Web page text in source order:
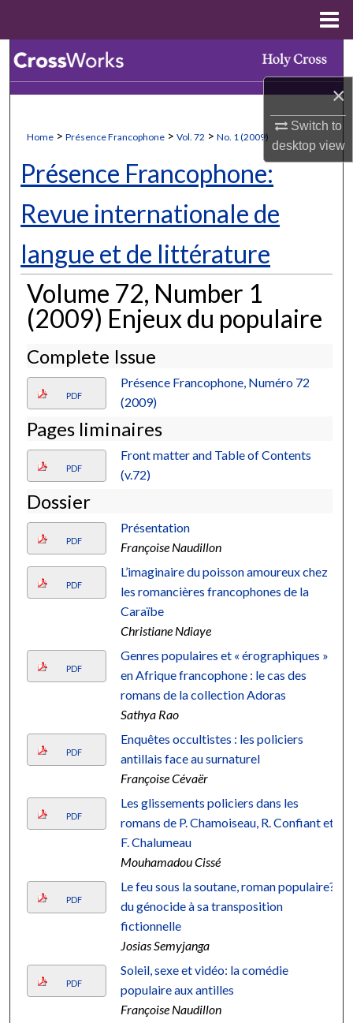
×
Switch to
desktopview
Browse Collections
My Account
About
Digital Commons Network™
Home > Présence Francophone > Vol. 72 > No. 1 (2009)
Présence Francophone:
Revue internationale de
langue et de littérature
Volume 72, Number 1
(2009) Enjeux du populaire
Complete Issue
PDF
Présence Francophone, Numéro 72
(2009)
Pages liminaires
PDF
Front matter and Table of Contents
(v.72)
Dossier
PDF
Présentation
Françoise Naudillon
PDF
L’imaginaire du poisson amoureux chez
les romancières francophones de la
Caraïbe
Christiane Ndiaye
PDF
Genres populaires et « érographiques »
en Afrique francophone : le cas des
romans de la collection Adoras
Sathya Rao
PDF
Enquêtes occultistes : les policiers
antillais face au surnaturel
Françoise Cévaër
PDF
Les glissements policiers dans les
romans de P. Chamoiseau, R. Confiant et
F. Chalumeau
Mouhamadou Cissé
PDF
Le feu sous la soutane, roman populaire?
du génocide à sa transposition
fictionnelle
Josias Semyjanga
PDF
Soleil, sexe et vidéo: la comédie
populaire aux antilles
Françoise Naudillon